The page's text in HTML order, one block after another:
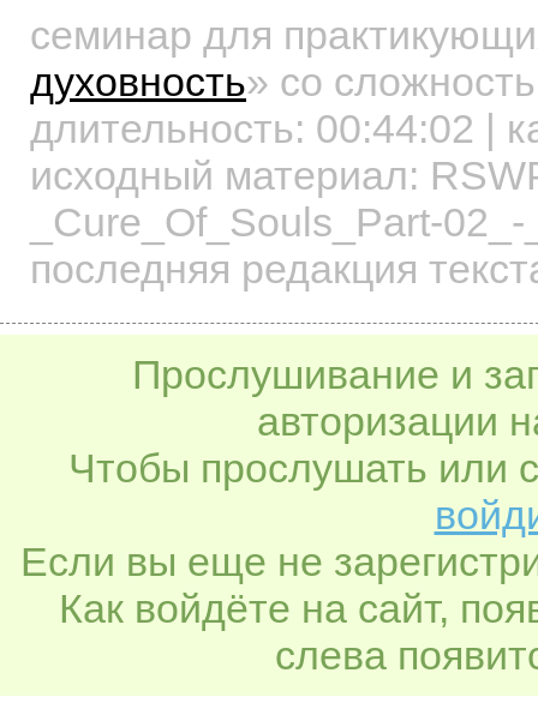
семинар для
духовность» со
длительность: 00:44:02 |
исходный материал:
_Cure_Of_Souls_Part-
последняя редакция
Прослушивание и
авторизации
Чтобы прослушать или
Если вы еще не
Как войдёте на сайт,
слева